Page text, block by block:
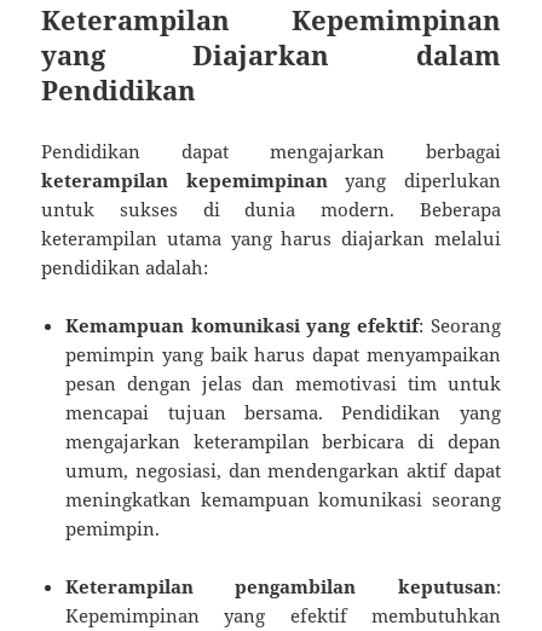
Keterampilan Kepemimpinan
yang Diajarkan dalam
Pendidikan
Pendidikan dapat mengajarkan berbagai
keterampilan kepemimpinanyang diperlukan
untuk sukses di dunia modern. Beberapa
keterampilan utama yang harus diajarkan melalui
pendidikan adalah:
Kemampuan komunikasi yang efektif: Seorang
pemimpin yang baik harus dapat menyampaikan
pesan dengan jelas dan memotivasi tim untuk
mencapai tujuan bersama. Pendidikan yang
mengajarkan keterampilan berbicara di depan
umum, negosiasi, dan mendengarkan aktif dapat
meningkatkan kemampuan komunikasi seorang
pemimpin.
Keterampilan pengambilan keputusan:
Kepemimpinan yang efektif membutuhkan